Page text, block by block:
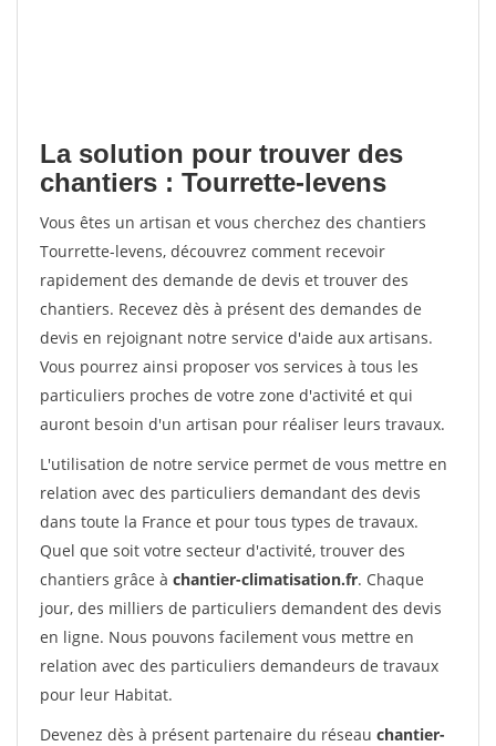
La solution pour trouver des
chantiers : Tourrette-levens
Vous êtes un artisan et vous cherchez des chantiers
Tourrette-levens, découvrez comment recevoir
rapidement des demande de devis et trouver des
chantiers. Recevez dès à présent des demandes de
devis en rejoignant notre service d'aide aux artisans.
Vous pourrez ainsi proposer vos services à tous les
particuliers proches de votre zone d'activité et qui
auront besoin d'un artisan pour réaliser leurs travaux.
L'utilisation de notre service permet de vous mettre en
relation avec des particuliers demandant des devis
dans toute la France et pour tous types de travaux.
Quel que soit votre secteur d'activité, trouver des
chantiers grâce à chantier-climatisation.fr. Chaque
jour, des milliers de particuliers demandent des devis
en ligne. Nous pouvons facilement vous mettre en
relation avec des particuliers demandeurs de travaux
pour leur Habitat.
Devenez dès à présent partenaire du réseau chantier-